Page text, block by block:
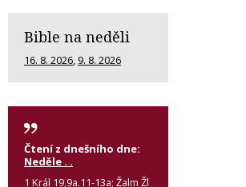
Bible na neděli
16. 8. 2026, 9. 8. 2026
Čtení z dnešního dne:
Neděle . .
1 Král 19,9a.11-13a; Žalm Žl